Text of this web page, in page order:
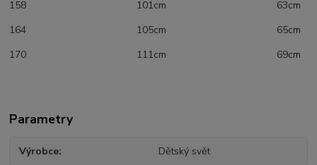
158 101cm 63cm
164 105cm 65cm
170 111cm 69cm
Parametry
Výrobce Dětský svět